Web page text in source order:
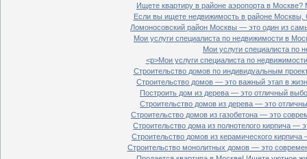
Ищете квартиру в районе аэропорта в
Если вы ищете недвижимость в районе Москвы,
Ломоносовский район Москвы — это один из
Мои услуги специалиста по недвижимости в
Мои услуги специалиста по
<p>Мои услуги специалиста по
Строительство домов по индивидуальным
Строительство домов — это важный этап в
Построить дом из дерева — это отличный
Строительство домов из дерева — это
Строительство домов из газобетона — это
Строительство дома из полнотелого кирпича —
Строительство домов из керамического
Строительство монолитных домов — это